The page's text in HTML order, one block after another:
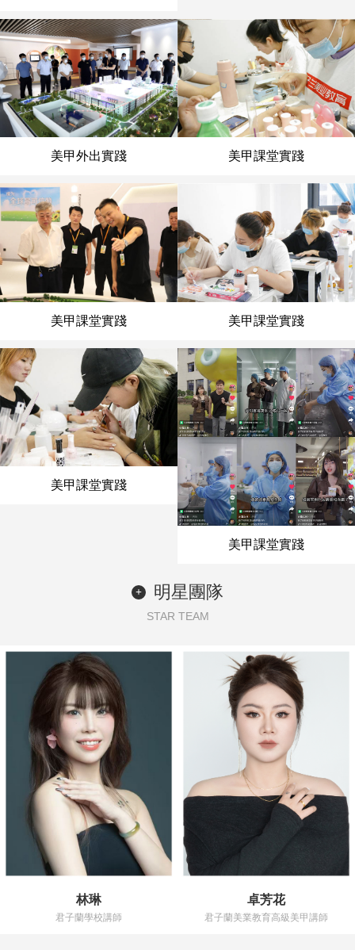
美甲外出實踐 美甲課堂實踐
美甲課堂實踐 美甲課堂實踐
美甲課堂實踐
美甲課堂實踐
+ 明星團隊
STAR TEAM
林琳
君子蘭學校講師
卓芳花
君子蘭美業教育高級美甲講師